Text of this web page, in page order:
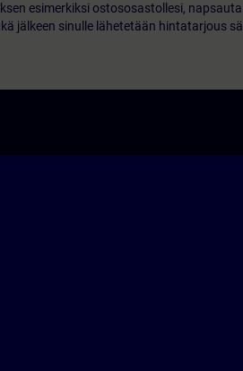
esimerkiksi ostososastollesi, napsauta
jälkeen sinulle lähetetään hintatarjous